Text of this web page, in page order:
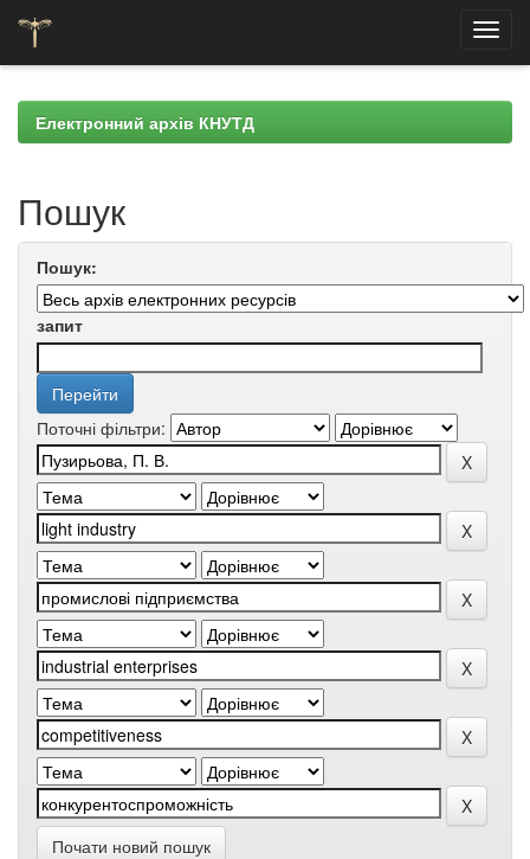
navigationЕлектронний архів КНУТД
Пошук
Пошук:
запит
Поточні фільтри:
Почати новий пошук